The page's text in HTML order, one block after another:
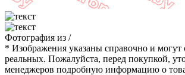
Фотография из /
* Изображения указаны справочно и могут
реальных. Пожалуйста, перед покупкой,
менеджеров подробную информацию о